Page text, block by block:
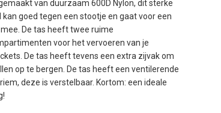
van duurzaam 600D Nylon, dit sterke
goed tegen een stootje en gaat voor een
mee. De tas heeft twee ruime
voor het vervoeren van je
De tas heeft tevens een extra zijvak om
op te bergen. De tas heeft een ventilerende
deze is verstelbaar. Kortom: een ideale